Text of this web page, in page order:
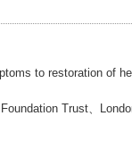
to restoration of
Trust、